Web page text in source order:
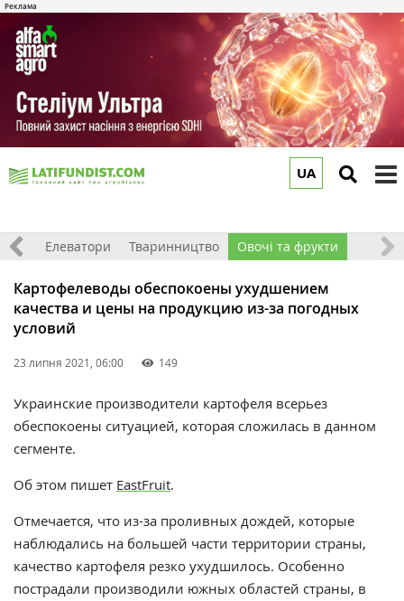
UA
Елеватори Тваринництво Овочі та фрукти
Картофелеводы обеспокоены ухудшением
качества и цены на продукцию из-за погодных
условий
23 липня 2021, 06:00 149
Украинские производители картофеля всерьез
обеспокоены ситуацией, которая сложилась в данном
сегменте.
Об этом пишет EastFruit.
Отмечается, что из-за проливных дождей, которые
наблюдались на большей части территории страны,
качество картофеля резко ухудшилось. Особенно
пострадали производили южных областей страны, в